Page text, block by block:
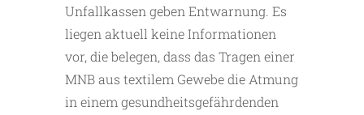
Unfallkassen geben Entwarnung. Es
liegen aktuell keine Informationen
vor, die belegen, dass das Tragen einer
MNB aus textilem Gewebe die Atmung
in einem gesundheitsgefährdenden